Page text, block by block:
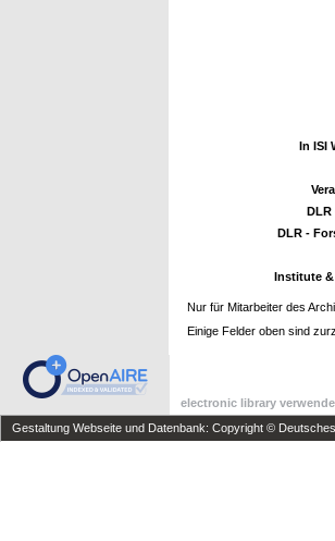
In ISI
DLR
DLR -
Institute
Nur für Mitarbeiter des
Einige Felder oben sind
electronic library
Gestaltung Webseite und Datenbank: Copyright ©